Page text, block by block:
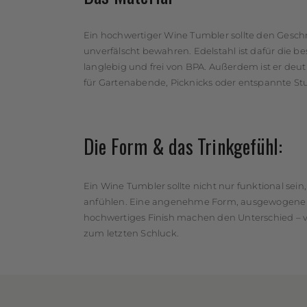
Ein hochwertiger Wine Tumbler sollte den
unverfälscht bewahren. Edelstahl ist dafür die
langlebig und frei von BPA. Außerdem ist er
für Gartenabende, Picknicks oder entspannte
Die Form & das Trinkgefühl:
Ein Wine Tumbler sollte nicht nur funktional
anfühlen. Eine angenehme Form,
hochwertiges Finish machen den Unterschied –
zum letzten Schluck.